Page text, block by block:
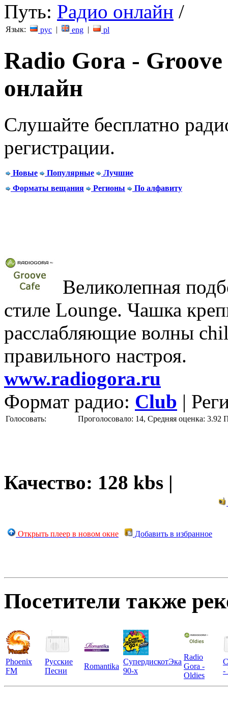
Путь: Радио онлайн /
Язык: рус | eng | pl
Radio Gora -
онлайн
Слушайте бесплатно
регистрации.
Новые Популярные
Лучшие
Форматы вещания
Регионы По алфавиту
Великолепная
стиле Lounge. Чашка
расслабляющие волны
правильного настроя.
www.radiogora.ru
Формат радио: Club |
Голосовать: Проголосовало: 14, Средняя оценка: 3.92
Качество: 128 kbs |
Открыть плеер в новом окне Добавить в избранное
Посетители также
Phoenix
FM
Русские
Песни
Romantika
СупердискотЭка
90-х
Radio
Gora -
Oldies
-